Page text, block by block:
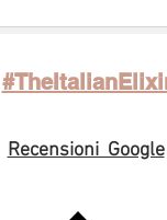
Recensioni Google